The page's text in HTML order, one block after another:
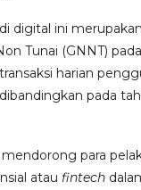
digital ini
Tunai (GNNT)
harian
pada
para
atau fintech